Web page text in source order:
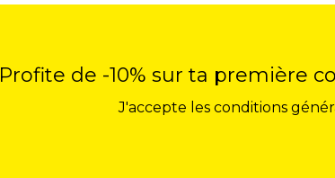
Profite de -10% sur ta première
J'accepte les conditions